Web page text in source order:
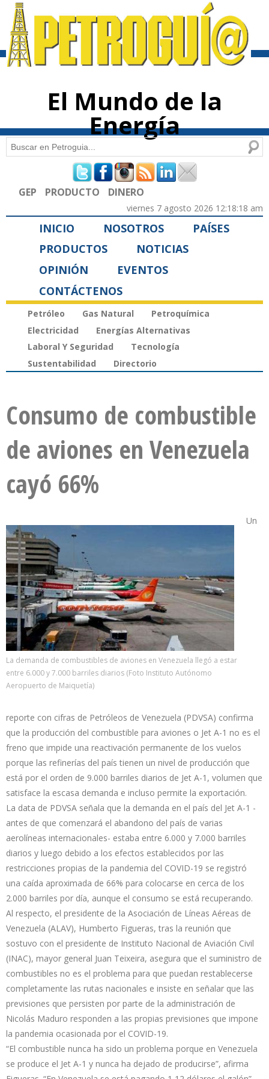
contenido
El Mundo de la
Energía
Formulario de búsqueda
Buscar
GEP PRODUCTO DINERO
viernes 7 agosto 2026 12:18:18 am
INICIO NOSOTROS
PAÍSES
PRODUCTOS
NOTICIAS
OPINIÓN
EVENTOS
CONTÁCTENOS
Petróleo Gas Natural
Petroquímica
Electricidad
Energías Alternativas
Laboral Y Seguridad
Tecnología
Sustentabilidad
Directorio
Consumo de combustible
de aviones en Venezuela
cayó 66%
La demanda de combustibles de aviones en Venezuela llegó a estar
entre 6.000 y 7.000 barriles diarios (Foto Instituto Autónomo
Aeropuerto de Maiquetía)
Un
reporte con cifras de Petróleos de Venezuela (PDVSA) confirma
que la producción del combustible para aviones o Jet A-1 no es el
freno que impide una reactivación permanente de los vuelos
porque las refinerías del país tienen un nivel de producción que
está por el orden de 9.000 barriles diarios de Jet A-1, volumen que
satisface la escasa demanda e incluso permite la exportación.
La data de PDVSA señala que la demanda en el país del Jet A-1 -
antes de que comenzará el abandono del país de varias
aerolíneas internacionales- estaba entre 6.000 y 7.000 barriles
diarios y luego debido a los efectos establecidos por las
restricciones propias de la pandemia del COVID-19 se registró
una caída aproximada de 66% para colocarse en cerca de los
2.000 barriles por día, aunque el consumo se está recuperando.
Al respecto, el presidente de la Asociación de Líneas Aéreas de
Venezuela (ALAV), Humberto Figueras, tras la reunión que
sostuvo con el presidente de Instituto Nacional de Aviación Civil
(INAC), mayor general Juan Teixeira, asegura que el suministro de
combustibles no es el problema para que puedan restablecerse
completamente las rutas nacionales e insiste en señalar que las
previsiones que persisten por parte de la administración de
Nicolás Maduro responden a las propias previsiones que impone
la pandemia ocasionada por el COVID-19.
“El combustible nunca ha sido un problema porque en Venezuela
se produce el Jet A-1 y nunca ha dejado de producirse”, afirma